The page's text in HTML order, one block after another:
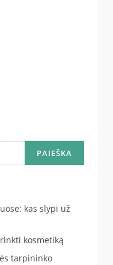
kas slypi už
kosmetiką
tarpininko